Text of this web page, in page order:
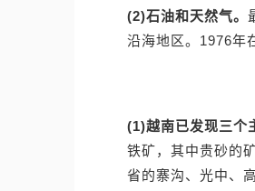
(2)石油和天然气。
沿海地区。1976年
(1)越南已发现三个
铁矿，其中贵砂的
省的寨沟、光中、